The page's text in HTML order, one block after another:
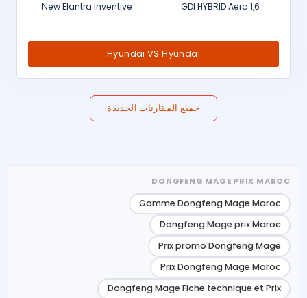
1,6 GDI HYBRID Aera
New Elantra Inventive
Hyundai VS Hyundai
جميع المقارنات الجديدة
DONGFENG MAGE PRIX MAROC
Gamme Dongfeng Mage Maroc
Dongfeng Mage prix Maroc
Prix promo Dongfeng Mage
Prix Dongfeng Mage Maroc
Dongfeng Mage Fiche technique et Prix